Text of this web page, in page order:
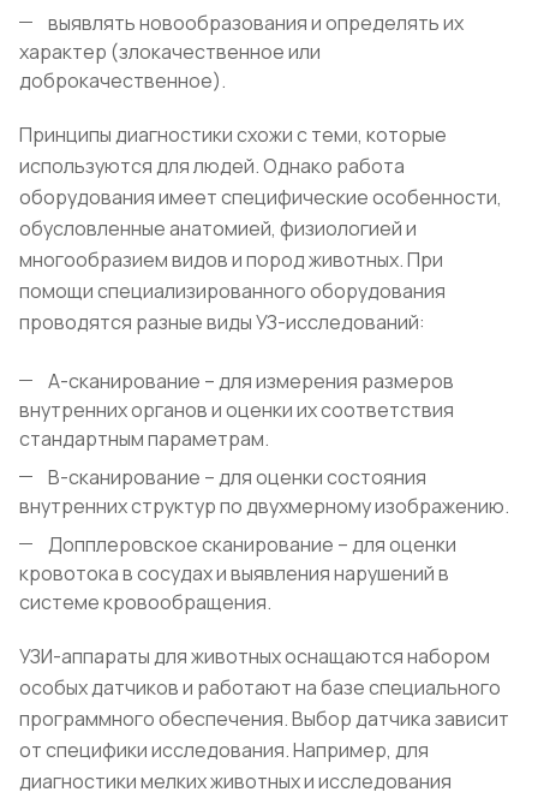
выявлять новообразования и определять их
характер (злокачественное или
доброкачественное).
Принципы диагностики схожи с теми, которые
используются для людей. Однако работа
оборудования имеет специфические особенности,
обусловленные анатомией, физиологией и
многообразием видов и пород животных. При
помощи специализированного оборудования
проводятся разные виды УЗ-исследований:
А-сканирование – для измерения размеров
внутренних органов и оценки их соответствия
стандартным параметрам.
В-сканирование – для оценки состояния
внутренних структур по двухмерному изображению.
Допплеровское сканирование – для оценки
кровотока в сосудах и выявления нарушений в
системе кровообращения.
УЗИ-аппараты для животных оснащаются набором
особых датчиков и работают на базе специального
программного обеспечения. Выбор датчика зависит
от специфики исследования. Например, для
диагностики мелких животных и исследования